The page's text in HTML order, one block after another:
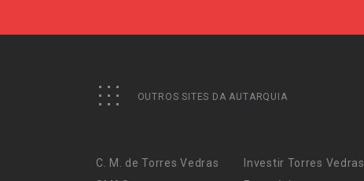
OUTROS SITES DA AUTARQUIA
C. M. de Torres Vedras
Investir Torres Vedras